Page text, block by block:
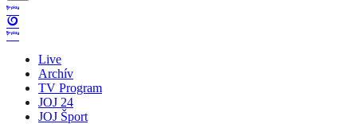
Live
Archív
TV Program
JOJ 24
JOJ Šport